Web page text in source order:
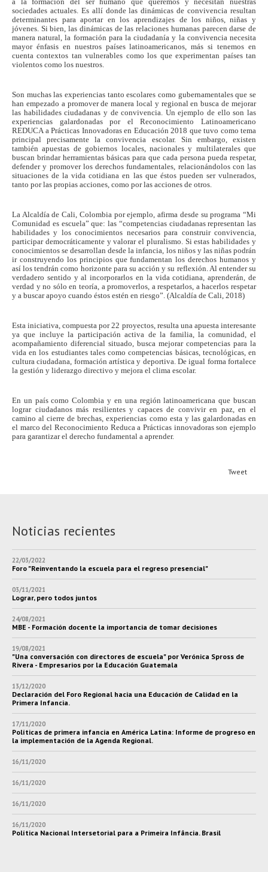
sociedades actuales. Es allí donde las dinámicas de convivencia resultan
determinantes para aportar en los aprendizajes de los niños, niñas y
jóvenes. Si bien, las dinámicas de las relaciones humanas parecen darse de
manera natural, la formación para la ciudadanía y la convivencia necesita
mayor énfasis en nuestros países latinoamericanos, más si tenemos en
cuenta contextos tan vulnerables como los que experimentan países tan
violentos como los nuestros.
Son muchas las experiencias tanto escolares como gubernamentales que se
han empezado a promover de manera local y regional en busca de mejorar
las habilidades ciudadanas y de convivencia. Un ejemplo de ello son las
experiencias galardonadas por el Reconocimiento Latinoamericano
REDUCA a Prácticas Innovadoras en Educación 2018 que tuvo como tema
principal precisamente la convivencia escolar. Sin embargo, existen
también apuestas de gobiernos locales, nacionales y multilaterales que
buscan brindar herramientas básicas para que cada persona pueda respetar,
defender y promover los derechos fundamentales, relacionándolos con las
situaciones de la vida cotidiana en las que éstos pueden ser vulnerados,
tanto por las propias acciones, como por las acciones de otros.
La Alcaldía de Cali, Colombia por ejemplo, afirma desde su programa “Mi
Comunidad es escuela” que: las “competencias ciudadanas representan las
habilidades y los conocimientos necesarios para construir convivencia,
participar democráticamente y valorar el pluralismo. Si estas habilidades y
conocimientos se desarrollan desde la infancia, los niños y las niñas podrán
ir construyendo los principios que fundamentan los derechos humanos y
así los tendrán como horizonte para su acción y su reflexión. Al entender su
verdadero sentido y al incorporarlos en la vida cotidiana, aprenderán, de
verdad y no sólo en teoría, a promoverlos, a respetarlos, a hacerlos respetar
y a buscar apoyo cuando éstos estén en riesgo”. (Alcaldía de Cali, 2018)
Esta iniciativa, compuesta por 22 proyectos, resulta una apuesta interesante
ya que incluye la participación activa de la familia, la comunidad, el
acompañamiento diferencial situado, busca mejorar competencias para la
vida en los estudiantes tales como competencias básicas, tecnológicas, en
cultura ciudadana, formación artística y deportiva. De igual forma fortalece
la gestión y liderazgo directivo y mejora el clima escolar.
En un país como Colombia y en una región latinoamericana que buscan
lograr ciudadanos más resilientes y capaces de convivir en paz, en el
camino al cierre de brechas, experiencias como esta y las galardonadas en
el marco del Reconocimiento Reduca a Prácticas innovadoras son ejemplo
para garantizar el derecho fundamental a aprender.
Tweet
Noticias recientes
22/03/2022
Foro "Reinventando la escuela para el regreso presencial"
03/11/2021
Lograr, pero todos juntos
24/08/2021
MBE - Formación docente la importancia de tomar decisiones
19/08/2021
"Una conversación con directores de escuela" por Verónica Spross de
Rivera - Empresarios por la Educación Guatemala
13/12/2020
Declaración del Foro Regional hacia una Educación de Calidad en la
Primera Infancia.
17/11/2020
Políticas de primera infancia en América Latina: Informe de progreso en
la implementación de la Agenda Regional.
16/11/2020
16/11/2020
16/11/2020
16/11/2020
Política Nacional Intersetorial para a Primeira Infância. Brasil